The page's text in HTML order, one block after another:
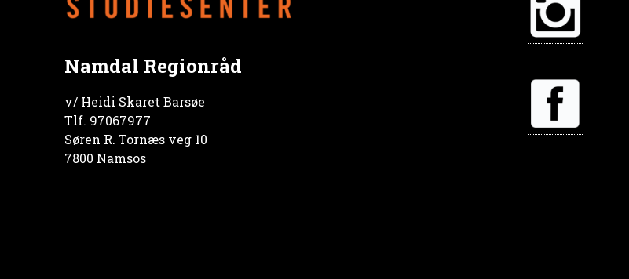
Namdal Regionråd
v/ Heidi Skaret Barsøe
Tlf. 97067977
Søren R. Tornæs veg 10
7800 Namsos